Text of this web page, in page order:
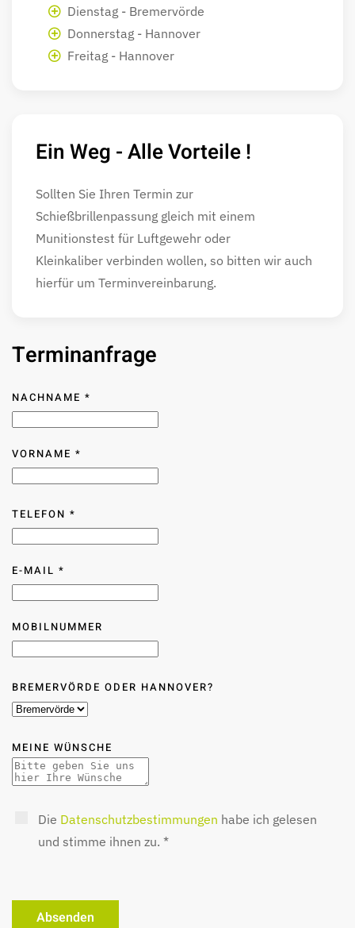
Dienstag - Bremervörde
Donnerstag - Hannover
Freitag - Hannover
Ein Weg - Alle Vorteile !
Sollten Sie Ihren Termin zur
Schießbrillenpassung gleich mit einem
Munitionstest für Luftgewehr oder
Kleinkaliber verbinden wollen, so bitten wir auch
hierfür um Terminvereinbarung.
Terminanfrage
NACHNAME *
VORNAME *
TELEFON *
E-MAIL *
MOBILNUMMER
BREMERVÖRDE ODER HANNOVER?
MEINE WÜNSCHE
Die Datenschutzbestimmungen habe ich gelesen
und stimme ihnen zu. *
Absenden